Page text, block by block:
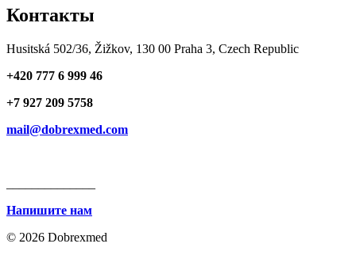
Контакты
Husitská 502/36, Žižkov, 130 00 Praha 3, Czech Republic
+420 777 6 999 46
+7 927 209 5758
mail@dobrexmed.com
Напишите нам
© 2026 Dobrexmed